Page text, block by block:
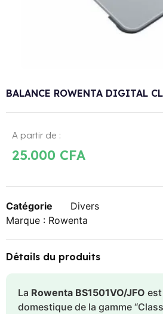
BALANCE ROWENTA DIGITAL
A partir de :
25.000 CFA
Catégorie
Divers
Marque : Rowenta
Détails du produits
La Rowenta BS1501VO/JFO
domestique de la gamme